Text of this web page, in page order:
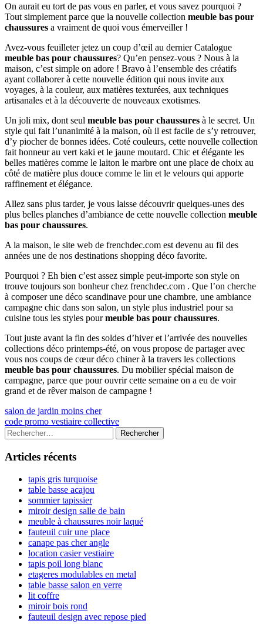
On aurait eu tort de pas vous en parler, et vous savez pourquoi ?
Tout simplement parce que la nouvelle collection meuble bas pour
chaussures a vraiment de quoi vous émerveiller !
Avez-vous feuilleter jetez un coup d’œil au dernier Catalogue
meuble bas pour chaussures? Qu’en pensez-vous ? Nous à la
maison, c’est simple on adore ! Bravo à l’ensemble des créatifs
ayant collaborer à cette nouvelle édition qui nous invite aux
voyages, à la couleur, aux matières texturées, aux techniques
artisanales et à la découverte de nouveaux exotismes.
Un joli mix, dont seul meuble bas pour chaussures à le secret. Un
style qui fait l’unanimité à la maison, où il est facile de s’y retrouver,
d’y piocher de bonnes idées. Coté couleurs, cette nouvelle collection
fait honneur au vert kaki et le jaune moutard. Chic et élégante les
belles matières comme le laiton le marbre ont une place de choix au
côté de matière plus douce comme le lin et le velours qui apporte
raffinement et élégance.
Allez sans plus tarder, je vous laisse découvrir quelques-unes des
plus belles planches d’ambiance de cette nouvelle collection meuble
bas pour chaussures.
A la maison, le site web de frenchdec.com est devenu au fil des
années une de nos destinations shopping déco favorite.
Pourquoi ? Eh bien c’est assez simple peut-importe son style on
trouve toujours son bonheur chez frenchdec.com . Que l’on cherche
à composer une déco scandinave pour une chambre, une ambiance
campagne chic dans son salon, un style plus industriel pour sa
cuisine tous les styles pourmeuble bas pour chaussures.
Tout juste avant la fin des soldes d’hiver et l’arrivée des nouvelles
collections déco printemps-été, on vous propose de partager avec
vous nos coups de cœur déco chiner à la travers les collections
meuble bas pour chaussures. Du mobilier spécial maison de
campagne, parce que pour ouvrir cette semaine on a eu de voir
grand et de rêver maison de campagne !
Navigation
de
l’article
Previous
article:
salon de jardin moins cher
Next
article:
code promo vestiaire collective
Colonne
latérale
principale
Rechercher :
Articles récents
tapis gris turquoise
table basse acajou
sommier tapissier
miroir design salle de bain
meuble à chaussures noir laqué
fauteuil cuir une place
canape pas cher angle
location casier vestiaire
tapis poil long blanc
etageres modulables en metal
table basse salon en verre
lit coffre
miroir bois rond
fauteuil design avec repose pied